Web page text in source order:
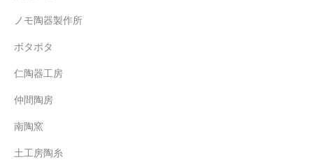
ノモ陶器製作所
ボタポタ
仁陶器工房
仲間陶房
南陶窯
土工房陶糸